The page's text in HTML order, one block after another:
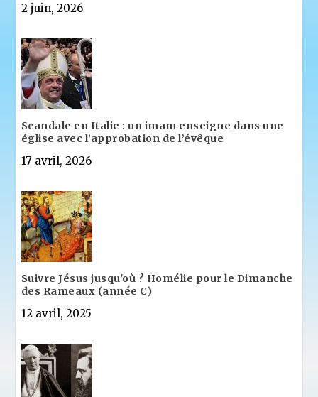
2 juin, 2026
Scandale en Italie : un imam enseigne dans une
église avec l’approbation de l’évêque
17 avril, 2026
Suivre Jésus jusqu'où ? Homélie pour le Dimanche
des Rameaux (année C)
12 avril, 2025